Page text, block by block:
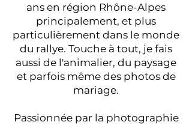
ans en région Rhône-Alpes
principalement, et plus
particulièrement dans le monde
du rallye. Touche à tout, je fais
aussi de l'animalier, du paysage
et parfois même des photos de
mariage.
Passionnée par la photographie